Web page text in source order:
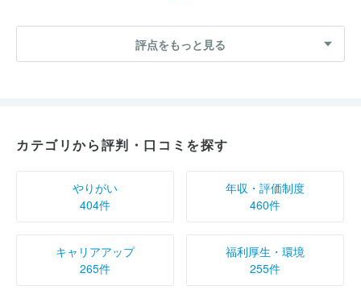
評点をもっと見る
カテゴリから評判・口コミを探す
やりがい
404件
年収・評価制度
460件
キャリアアップ
265件
福利厚生・環境
255件